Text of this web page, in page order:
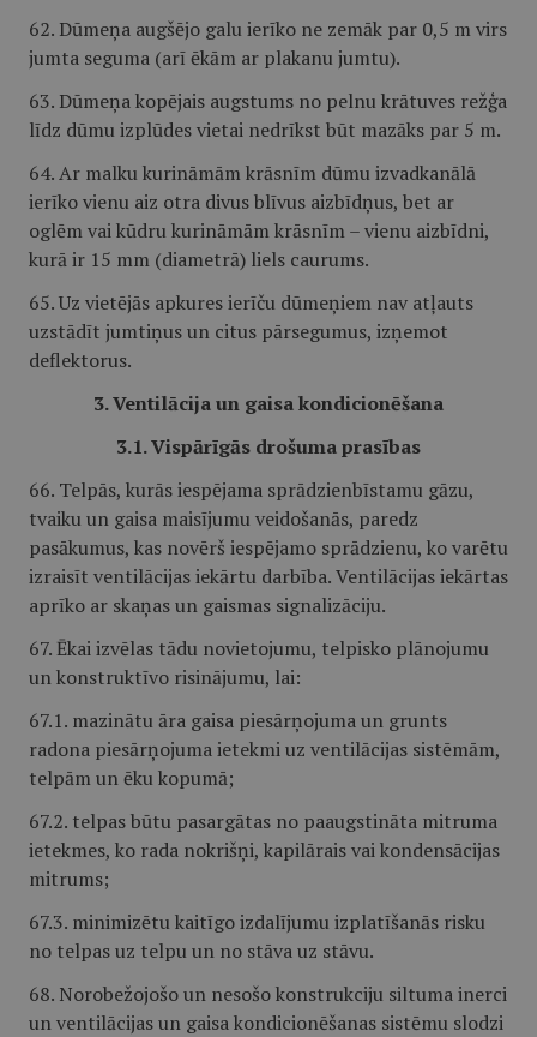
62. Dūmeņa augšējo galu ierīko ne zemāk par 0,5 m virs
jumta seguma (arī ēkām ar plakanu jumtu).
63. Dūmeņa kopējais augstums no pelnu krātuves režģa
līdz dūmu izplūdes vietai nedrīkst būt mazāks par 5 m.
64. Ar malku kurināmām krāsnīm dūmu izvadkanālā
ierīko vienu aiz otra divus blīvus aizbīdņus, bet ar
oglēm vai kūdru kurināmām krāsnīm – vienu aizbīdni,
kurā ir 15 mm (diametrā) liels caurums.
65. Uz vietējās apkures ierīču dūmeņiem nav atļauts
uzstādīt jumtiņus un citus pārsegumus, izņemot
deflektorus.
3. Ventilācija un gaisa kondicionēšana
3.1. Vispārīgās drošuma prasības
66. Telpās, kurās iespējama sprādzienbīstamu gāzu,
tvaiku un gaisa maisījumu veidošanās, paredz
pasākumus, kas novērš iespējamo sprādzienu, ko varētu
izraisīt ventilācijas iekārtu darbība. Ventilācijas iekārtas
aprīko ar skaņas un gaismas signalizāciju.
67. Ēkai izvēlas tādu novietojumu, telpisko plānojumu
un konstruktīvo risinājumu, lai:
67.1. mazinātu āra gaisa piesārņojuma un grunts
radona piesārņojuma ietekmi uz ventilācijas sistēmām,
telpām un ēku kopumā;
67.2. telpas būtu pasargātas no paaugstināta mitruma
ietekmes, ko rada nokrišņi, kapilārais vai kondensācijas
mitrums;
67.3. minimizētu kaitīgo izdalījumu izplatīšanās risku
no telpas uz telpu un no stāva uz stāvu.
68. Norobežojošo un nesošo konstrukciju siltuma inerci
un ventilācijas un gaisa kondicionēšanas sistēmu slodzi